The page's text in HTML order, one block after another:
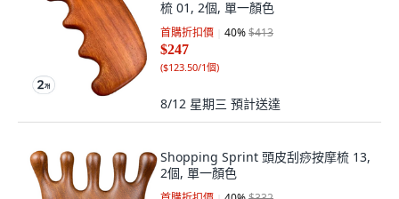
梳 01, 2個, 單一顏色
首購折扣價 40%$413
$247
($123.50/1個)
8/12 星期三 預計送達
Shopping Sprint 頭皮刮痧按摩梳 13,
2個, 單一顏色